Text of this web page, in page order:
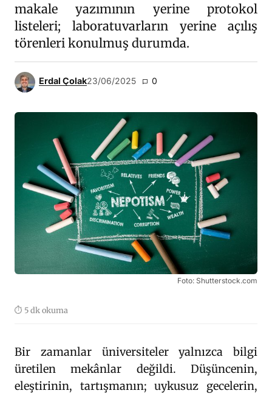
makale yazımının yerine protokol
listeleri; laboratuvarların yerine açılış
törenleri konulmuş durumda.
Erdal Çolak23/06/2025 0
Foto: Shutterstock.com
⏱ 5 dk okuma
Bir zamanlar üniversiteler yalnızca bilgi
üretilen mekânlar değildi. Düşüncenin,
eleştirinin, tartışmanın; uykusuz gecelerin,